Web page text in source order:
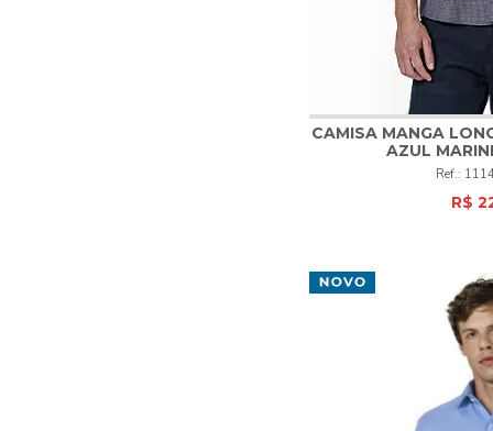
1 2 3
CAMISA MANGA
AZUL
R$